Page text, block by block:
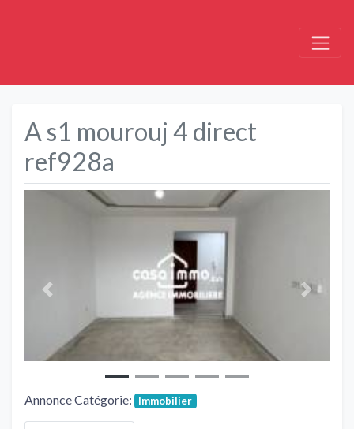
A s1 mourouj 4 direct
ref928a
Précédent Suivant
Annonce Catégorie: Immobilier